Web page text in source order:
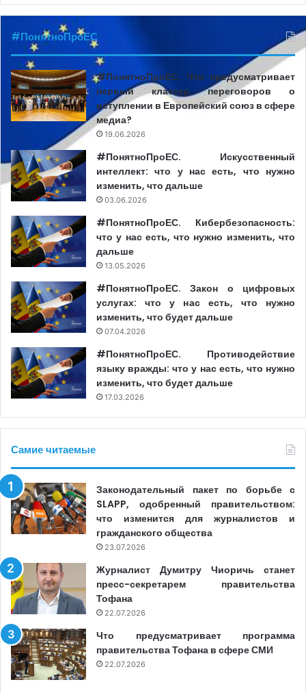
#ПонятноПроЕС
#ПонятноПроЕС. Что предусматривает
первый кластер переговоров о
вступлении в Европейский союз в сфере
медиа?
19.06.2026
#ПонятноПроЕС. Искусственный
интеллект: что у нас есть, что нужно
изменить, что дальше
03.06.2026
#ПонятноПроЕС. Кибербезопасность:
что у нас есть, что нужно изменить, что
дальше
13.05.2026
#ПонятноПроЕС. Закон о цифровых
услугах: что у нас есть, что нужно
изменить, что будет дальше
07.04.2026
#ПонятноПроЕС. Противодействие
языку вражды: что у нас есть, что нужно
изменить, что будет дальше
17.03.2026
Самие читаемые
Законодательный пакет по борьбе с
SLAPP, одобренный правительством:
что изменится для журналистов и
гражданского общества
23.07.2026
Журналист Думитру Чиоричь станет
пресс-секретарем правительства
Тофана
22.07.2026
Что предусматривает программа
правительства Тофана в сфере СМИ
22.07.2026